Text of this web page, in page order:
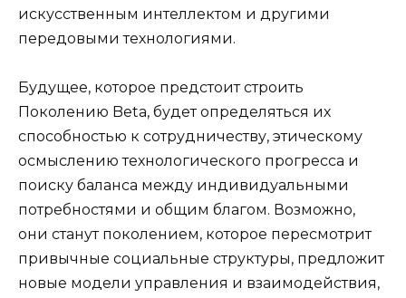
искусственным интеллектом и другими
передовыми технологиями.
Будущее, которое предстоит строить
Поколению Beta, будет определяться их
способностью к сотрудничеству, этическому
осмыслению технологического прогресса и
поиску баланса между индивидуальными
потребностями и общим благом. Возможно,
они станут поколением, которое пересмотрит
привычные социальные структуры, предложит
новые модели управления и взаимодействия,